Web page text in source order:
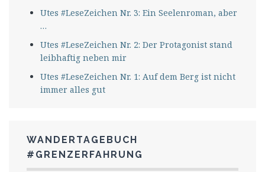
Utes #LeseZeichen Nr. 3: Ein Seelenroman, aber
…
Utes #LeseZeichen Nr. 2: Der Protagonist stand
leibhaftig neben mir
Utes #LeseZeichen Nr. 1: Auf dem Berg ist nicht
immer alles gut
WANDERTAGEBUCH
#GRENZERFAHRUNG